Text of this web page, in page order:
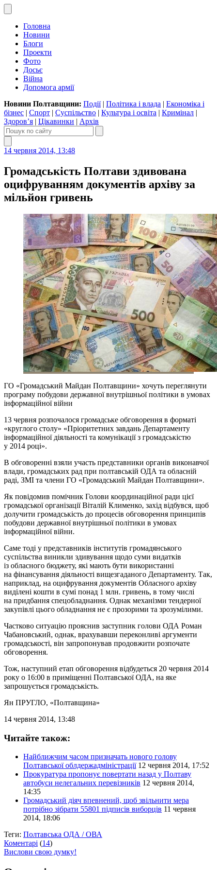
Головна
Новини
Блоги
Проекти
Фото
Досьє
Війна
Допомога армії
Новини Полтавщини: Події| Політика і влада | Економіка і
бізнес | Спорт | Суспільство | Культура і освіта | Кримінал |
Здоров’я | Цікавинки | Архів
14 червня 2014, 13:48
Громадськість Полтави здивована
оцифруванням документів архіву за
мільйон гривень
ГО «Громадський Майдан Полтавщини» хочуть переглянути
програму побудови державної внутрішньої політики в умовах
інформаційної війни
13 червня розпочалося громадське обговорення в форматі
«круглого столу» «Пріоритетних завдань Департаменту
інформаційної діяльності та комунікації з громадськістю
у 2014 році».
В обговоренні взяли участь представники органів виконавчої
влади, громадських рад при полтавській ОДА та обласній
раді, ЗМІ та члени ГО «Громадський Майдан Полтавщини».
Як повідомив помічник Голови координаційної ради цієї
громадської організації Віталій Клименко, захід відбувся, щоб
долучити громадськість до процесів обговорення принципів
побудови державної внутрішньої політики в умовах
інформаційної війни.
Саме тоді у представників інститутів громадянського
суспільства виникли здивування щодо суми видатків
із обласного бюджету, які мають бути використанні
на фінансування діяльності вищезгаданого Департаменту. Так,
наприклад, на оцифрування документів Обласного архіву
виділені кошти в сумі понад 1 млн. гривень, в тому числі
на придбання спецобладнання. Однак механізми тендерної
закупівлі цього обладнання не є прозорими та зрозумілими.
Частково ситуацію прояснив заступник голови ОДА Роман
Чабановський, однак, врахувавши переконливі аргументи
громадськості, він запропонував продовжити розпочате
обговорення.
Тож, наступний етап обговорення відбудеться 20 червня 2014
року о 16:00 в приміщенні Полтавської ОДА, на яке
запрошується громадськість.
Ян ПРУГЛО, «Полтавщина»
14 червня 2014, 13:48
Читайте також:
Найближчим часом призначать нового голову
Полтавської облдержадміністрації 12 червня 2014, 17:52
Прокуратура пропонує повертати назад у Полтаву
автобуси нелегальних перевізників 12 червня 2014,
14:35
Громадський діяч впевнений, щоб звільнити мера
потрібно зібрати 55801 підписів виборців 11 червня
2014, 18:06
Теги: Полтавська ОДА / ОВА
Коментарі (14)
Вислови свою думку!